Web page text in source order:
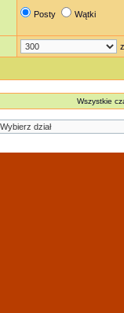
Posty Wątki
Wszystkie